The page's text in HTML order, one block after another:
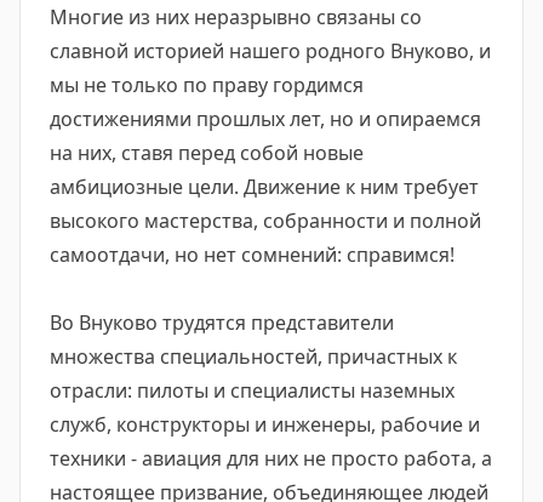
Многие из них неразрывно связаны со
славной историей нашего родного Внуково, и
мы не только по праву гордимся
достижениями прошлых лет, но и опираемся
на них, ставя перед собой новые
амбициозные цели. Движение к ним требует
высокого мастерства, собранности и полной
самоотдачи, но нет сомнений: справимся!
Во Внуково трудятся представители
множества специальностей, причастных к
отрасли: пилоты и специалисты наземных
служб, конструкторы и инженеры, рабочие и
техники - авиация для них не просто работа, а
настоящее призвание, объединяющее людей